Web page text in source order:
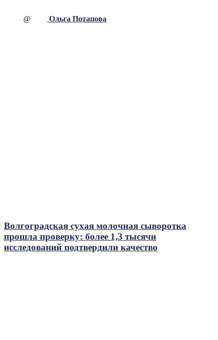
@ Ольга Потапова
Волгоградская сухая молочная сыворотка
прошла проверку: более 1,3 тысячи
исследований подтвердили качество